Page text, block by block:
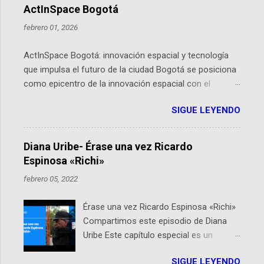
ActInSpace Bogotá
febrero 01, 2026
ActInSpace Bogotá: innovación espacial y tecnología
que impulsa el futuro de la ciudad Bogotá se posiciona
como epicentro de la innovación espacial con el
hackathon global que convierte tecnologías de la
Agencia Espacial Europea en soluciones prácticas para
la vida cotidiana. Este evento, organizado por el
Planetario de Bogotá del Idartes y la Universidad de los
Andes, reúne a expertos como el presidente de Airbus
Colombia y líderes del sector aeroespacial para inspirar
por qué importa en Bogotá ActInSpace es una
competencia mundial que opera en más de 60
ciudades, donde participantes tienen 24 horas para
idear startups basadas en tecnologías espaciales
SIGUE LEYENDO
Diana Uribe- Érase una vez Ricardo
Espinosa «Richi»
febrero 05, 2022
Érase una vez Ricardo Espinosa «Richi»
Compartimos este episodio de Diana
Uribe Este capítulo especial es un
SIGUE LEYENDO